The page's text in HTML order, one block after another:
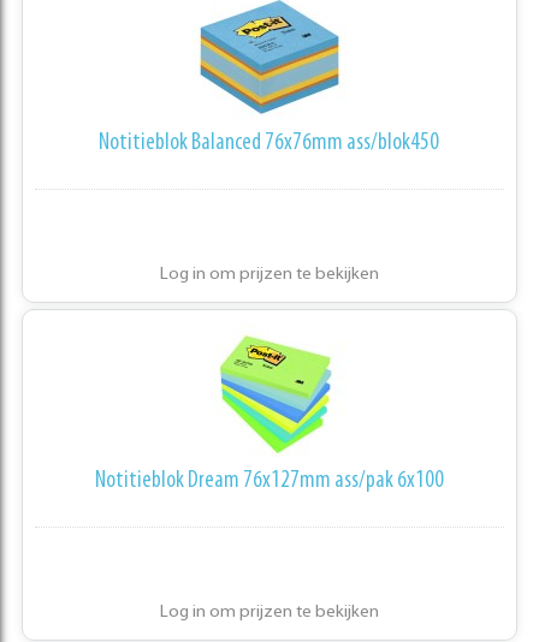
Notitieblok Balanced 76x76mm ass/blok450
Log in om prijzen te bekijken
Notitieblok Dream 76x127mm ass/pak 6x100
Log in om prijzen te bekijken